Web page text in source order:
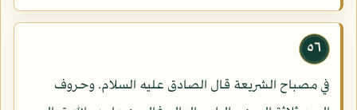
٥٦
في مصباح الشريعة قال الصادق عليه السلام. وحروف